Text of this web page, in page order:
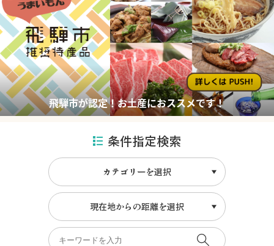
飛騨市が認定！お土産におススメです！
条件指定検索
カテゴリーを選択
現在地からの距離を選択